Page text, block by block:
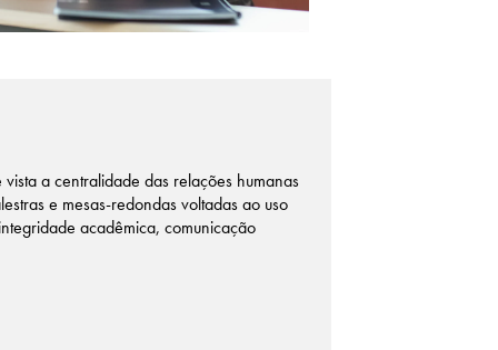
a centralidade das relações humanas
e mesas-redondas voltadas ao uso
acadêmica, comunicação